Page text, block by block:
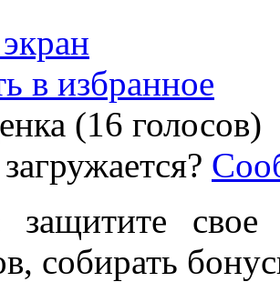
в избранное
(16 голосов)
защитите
собирать